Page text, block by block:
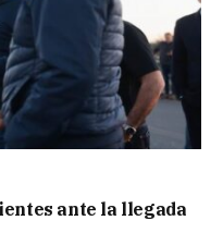
ante la llegada